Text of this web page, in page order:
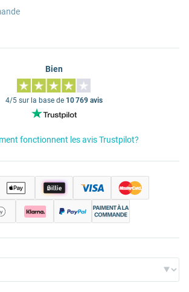
Bien
4/5 sur la base de 10 769 avis
fonctionnent les avis Trustpilot?